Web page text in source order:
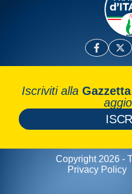
Iscriviti alla
Copyright 2026 -
Privacy Policy